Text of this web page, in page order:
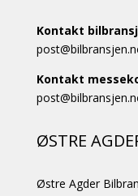
Kontakt
Kontakt
ØSTRE
Østre Agder